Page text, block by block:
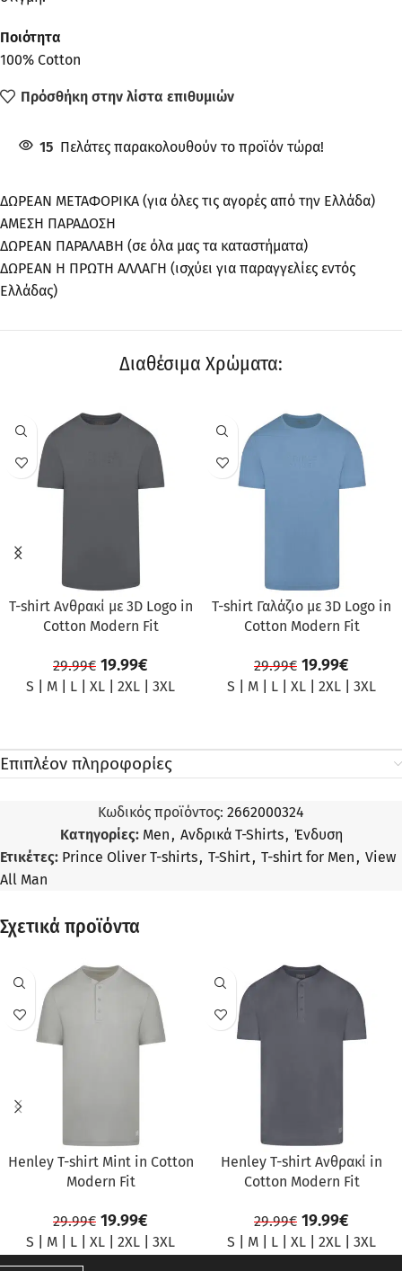
Ποιότητα
100% Cotton
Πρόσθήκη στην λίστα επιθυμιών
15 Πελάτες παρακολουθούν το προϊόν τώρα!
ΔΩΡΕΑΝ ΜΕΤΑΦΟΡΙΚΑ (για όλες τις αγορές από την Ελλάδα)
ΑΜΕΣΗ ΠΑΡΑΔΟΣΗ
ΔΩΡΕΑΝ ΠΑΡΑΛΑΒΗ (σε όλα μας τα καταστήματα)
ΔΩΡΕΑΝ Η ΠΡΩΤΗ ΑΛΛΑΓΗ (ισχύει για παραγγελίες εντός
Ελλάδας)
Διαθέσιμα Χρώματα:
ΠΡΟΣΦΟΡΆ
T-shirt Ανθρακί με 3D Logo in
Cotton Modern Fit
29.99€ 19.99€
S M L XL 2XL 3XL
ΠΡΟΣΦΟΡΆ
T-shirt Γαλάζιο με 3D Logo in
Cotton Modern Fit
29.99€ 19.99€
S M L XL 2XL 3XL
Επιπλέον πληροφορίες
Κωδικός προϊόντος: 2662000324
Κατηγορίες: Men, Ανδρικά T-Shirts, Ένδυση
Ετικέτες: Prince Oliver T-shirts, T-Shirt, T-shirt for Men, View
All Man
Σχετικά προϊόντα
ΠΡΟΣΦΟΡΆ
Henley T-shirt Mint in Cotton
Modern Fit
29.99€ 19.99€
S M L XL 2XL 3XL
ΠΡΟΣΦΟΡΆ
Henley T-shirt Ανθρακί in
Cotton Modern Fit
29.99€ 19.99€
S M L XL 2XL 3XL